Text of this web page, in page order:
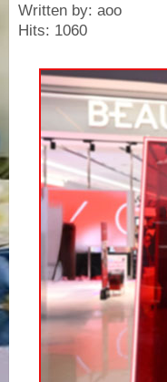
Written by: aoo
Hits: 1060